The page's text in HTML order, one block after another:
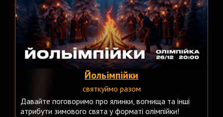
Йольімпійки
святкуймо разом
Давайте поговоримо про ялинки, вогнища та інші
атрибути зимового свята у форматі олімпійки!